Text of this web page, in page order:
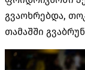
გვაოხრებდა,
თამაშში